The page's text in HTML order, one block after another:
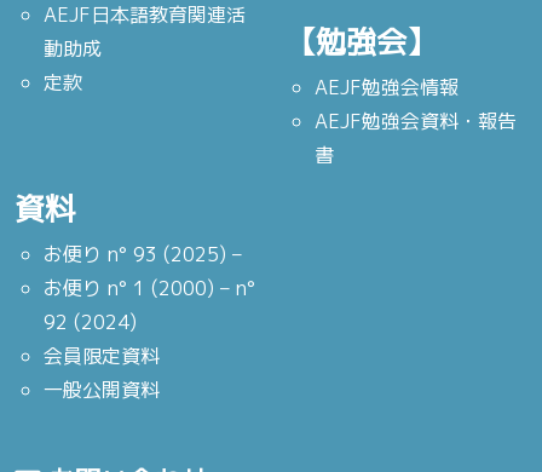
AEJF日本語教育関連活
動助成
定款
【勉強会】
AEJF勉強会情報
AEJF勉強会資料・報告
書
資料
お便り n° 93 (2025) –
お便り n° 1 (2000) – n°
92 (2024)
会員限定資料
一般公開資料